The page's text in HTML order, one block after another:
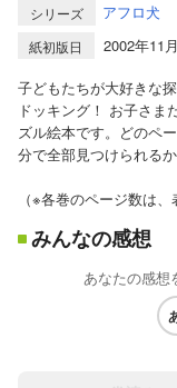
シリーズ アフロ犬
紙初版日
2002年11
子どもたちが大好きな
ドッキング！ お子さま
ズル絵本です。どのペ
分で全部見つけられる
（※各巻のページ数は
みんなの感想
あなたの感想